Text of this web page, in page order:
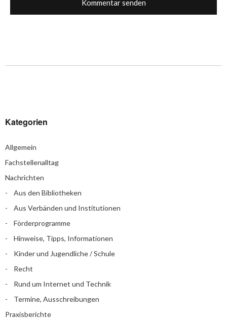
Kategorien
Allgemein
Fachstellenalltag
Nachrichten
Aus den Bibliotheken
Aus Verbänden und Institutionen
Förderprogramme
Hinweise, Tipps, Informationen
Kinder und Jugendliche / Schule
Recht
Rund um Internet und Technik
Termine, Ausschreibungen
Praxisberichte